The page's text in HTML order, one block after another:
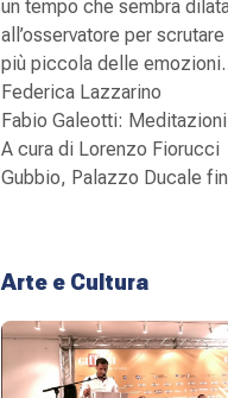
un tempo che sembra
all’osservatore per
più piccola delle emozioni.
Federica Lazzarino
Fabio Galeotti:
A cura di Lorenzo Fiorucci
Gubbio, Palazzo Ducale
Arte e Cultura